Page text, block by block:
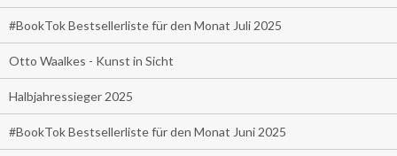
#BookTok Bestsellerliste für den Monat Juli 2025
Otto Waalkes - Kunst in Sicht
Halbjahressieger 2025
#BookTok Bestsellerliste für den Monat Juni 2025